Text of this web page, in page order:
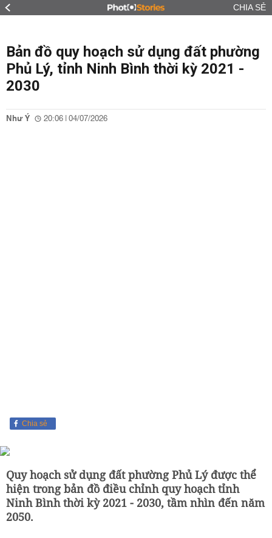
CHIA SẺ
Bản đồ quy hoạch sử dụng đất phường
Phủ Lý, tỉnh Ninh Bình thời kỳ 2021 -
2030
Như Ý 20:06 | 04/07/2026
Chia sẻ
Quy hoạch sử dụng đất phường Phủ Lý được thể
hiện trong bản đồ điều chỉnh quy hoạch tỉnh
Ninh Bình thời kỳ 2021 - 2030, tầm nhìn đến năm
2050.